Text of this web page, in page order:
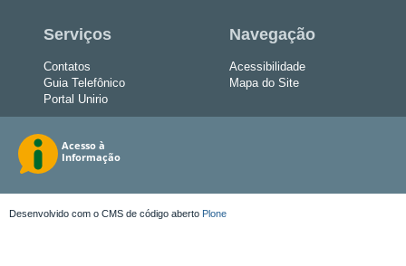
Serviços
Contatos
Guia Telefônico
Portal Unirio
Navegação
Acessibilidade
Mapa do Site
Desenvolvido com o CMS de código aberto Plone